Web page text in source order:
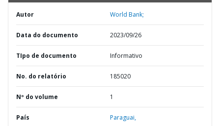
Autor World Bank;
Data do documento 2023/09/26
TIpo de documento Informativo
No. do relatório 185020
Nº do volume 1
País Paraguai,